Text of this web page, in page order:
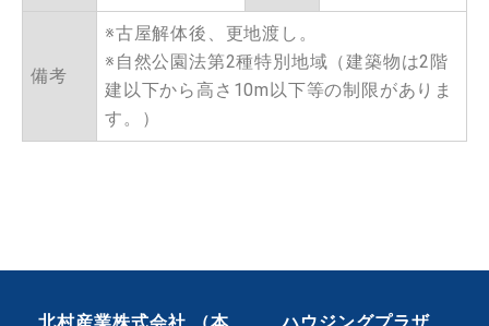
備考
※古屋解体後、更地渡し。
※自然公園法第2種特別地域（建築物は2階
建以下から高さ10m以下等の制限がありま
す。）
北村産業株式会社 （本 ハウジングプラザ